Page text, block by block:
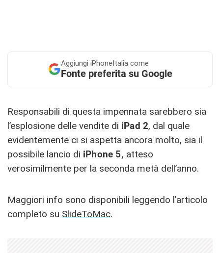
Aggiungi iPhoneItalia come
Fonte preferita su Google
Responsabili di questa impennata sarebbero sia
l’esplosione delle vendite di iPad 2, dal quale
evidentemente ci si aspetta ancora molto, sia il
possibile lancio di iPhone 5, atteso
verosimilmente per la seconda metà dell’anno.
Maggiori info sono disponibili leggendo l’articolo
completo su SlideToMac.